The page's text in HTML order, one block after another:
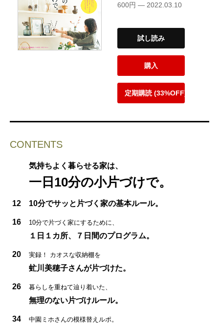
600円 — 2022.03.10
試し読み
購入
定期購読 (33%OFF)
CONTENTS
気持ちよく暮らせる家は、
一日10分の小片づけで。
12 10分でサッと片づく家の基本ルール。
16 10分で片づく家にするために、
１日１カ所、７日間のプログラム。
20 実録！ カオスな収納棚を
虻川美穂子さんが片づけた。
26 暮らしを重ねて辿り着いた、
無理のない片づけルール。
34
中園ミホさんの模様替えルポ。